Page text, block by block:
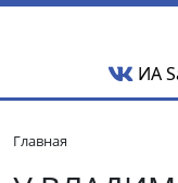
ИА
Главная